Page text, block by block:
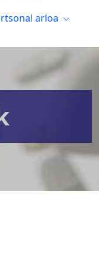
arloa